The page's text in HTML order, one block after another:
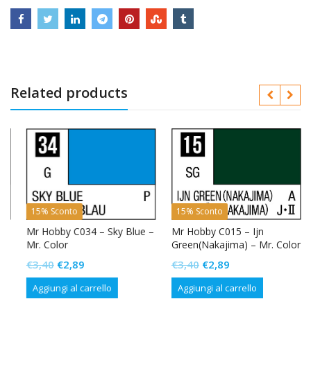
Related products
15% Sconto
Mr Hobby C034 – Sky Blue –
Mr. Color
3,40Il
prezzo
originale
€ 2,89Il
prezzo
attuale
Aggiungi al carrello
15% Sconto
Mr Hobby C015 – Ijn
Green(Nakajima) – Mr. Color
3,40Il
prezzo
originale
€ 2,89Il
prezzo
attuale
Aggiungi al carrello